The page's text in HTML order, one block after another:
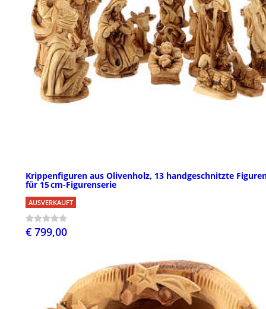
Krippenfiguren aus Olivenholz, 13 handgeschnitzte
für 15 cm-Figurenserie
AUSVERKAUFT
€ 799,00